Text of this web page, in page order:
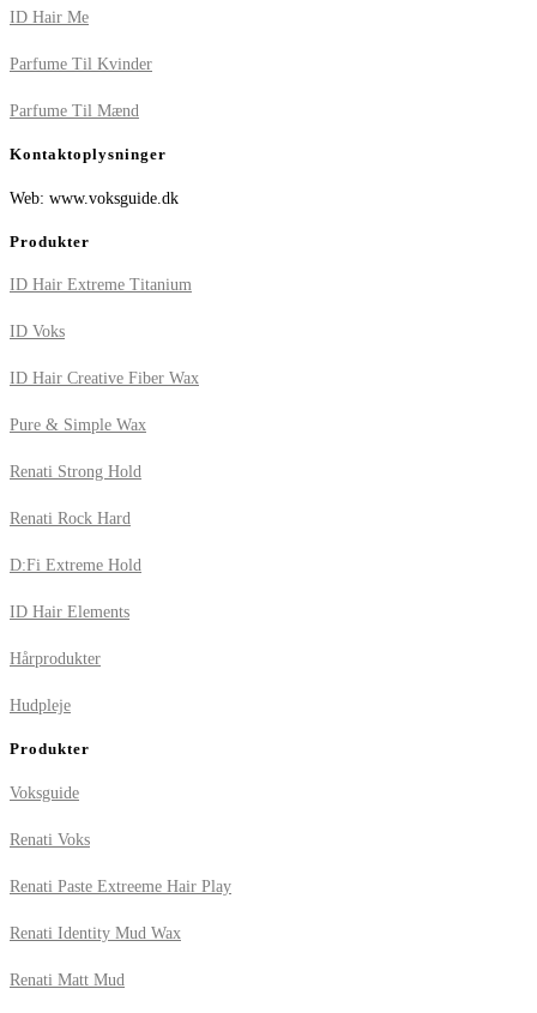
ID Hair Me
Parfume Til Kvinder
Parfume Til Mænd
Kontaktoplysninger
Web: www.voksguide.dk
Produkter
ID Hair Extreme Titanium
ID Voks
ID Hair Creative Fiber Wax
Pure & Simple Wax
Renati Strong Hold
Renati Rock Hard
D:Fi Extreme Hold
ID Hair Elements
Hårprodukter
Hudpleje
Produkter
Voksguide
Renati Voks
Renati Paste Extreeme Hair Play
Renati Identity Mud Wax
Renati Matt Mud